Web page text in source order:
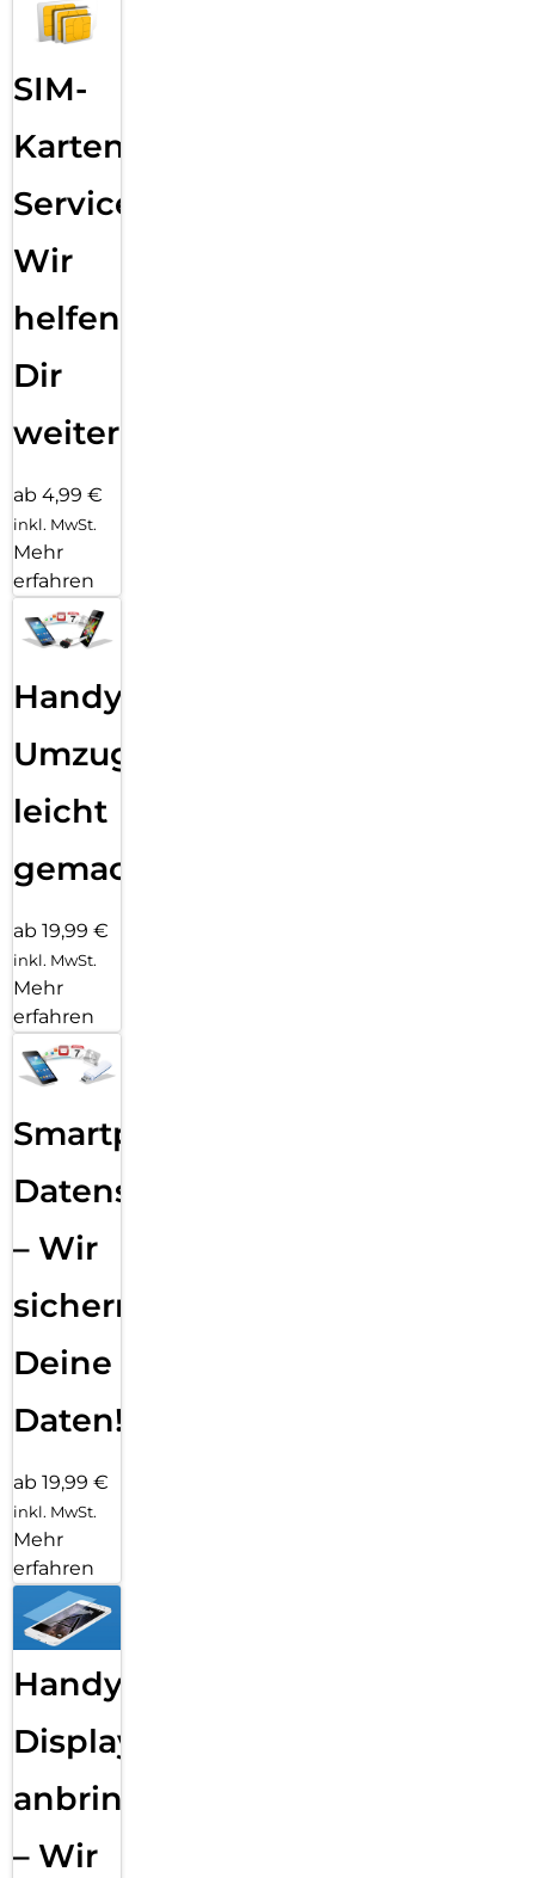
SIM-
Karten
Service:
Wir
helfen
Dir
weiter
ab 4,99 €
inkl. MwSt.
Mehr
erfahren
Handy
Umzug
leicht
gemacht!
ab 19,99 €
inkl. MwSt.
Mehr
erfahren
Smartphone
Datensicherung
– Wir
sichern
Deine
Daten!
ab 19,99 €
inkl. MwSt.
Mehr
erfahren
Handy
Displayfolie
anbringen
– Wir